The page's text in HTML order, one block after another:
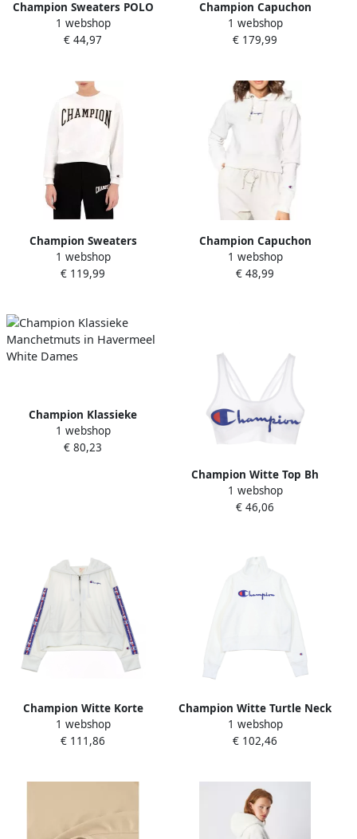
Champion Sweaters POLO
1 webshop
€ 44,97
Champion Capuchon
sweaters
115110WW001WHT
1 webshop
€ 179,99
Champion Sweaters
Collegiate Logo Blend
Cropped
1 webshop
€ 119,99
Champion Capuchon
sweaters Reverse
1 webshop
€ 48,99
Champion Klassieke
Manchetmuts in Havermeel
White Dames
1 webshop
€ 80,23
Champion Witte Top Bh
voor Vrouwen White Dames
1 webshop
€ 46,06
Champion Witte Korte
Hoodie voor Vrouwen White
Dames
1 webshop
€ 111,86
Champion Witte Turtle Neck
Sweatshirt voor Vrouwen
White Dames
1 webshop
€ 102,46